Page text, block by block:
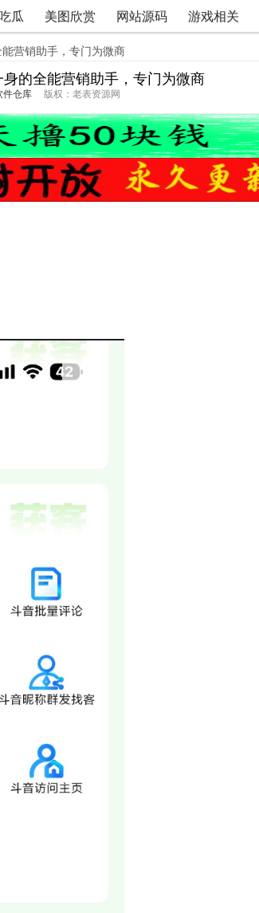
瓜 美图欣赏 网站源码 游戏相关
营销助手，专门为微商
的全能营销助手，专门为微商
件仓库 版权：老表资源网